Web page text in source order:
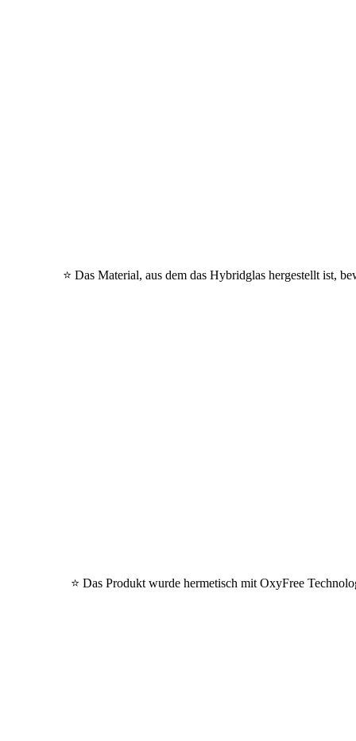
⭐ Das Material, aus dem das Hybridglas hergestellt ist,
⭐ Das Produkt wurde hermetisch mit OxyFree